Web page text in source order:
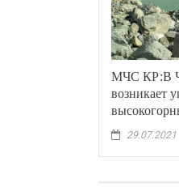
МЧС КР:В
возникает
29.07.2021